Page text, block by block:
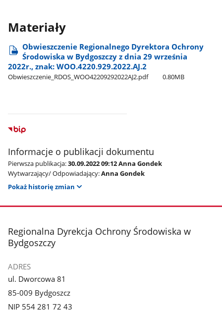
Materiały
Obwieszczenie Regionalnego Dyrektora Ochrony
Środowiska w Bydgoszczy z dnia 29 września
2022r., znak: WOO.4220.929.2022.AJ.2
Obwieszczenie​_RDOS​_WOO42209292022AJ2.pdf 0.80MB
Informacje o publikacji dokumentu
Pierwsza publikacja:30.09.2022 09:12 Anna Gondek
Wytwarzający/ Odpowiadający:Anna Gondek
Pokaż historię zmian
stopka
Regionalna Dyrekcja Ochrony Środowiska w
Bydgoszczy
ADRES
ul. Dworcowa 81
85-009 Bydgoszcz
NIP 554 281 72 43